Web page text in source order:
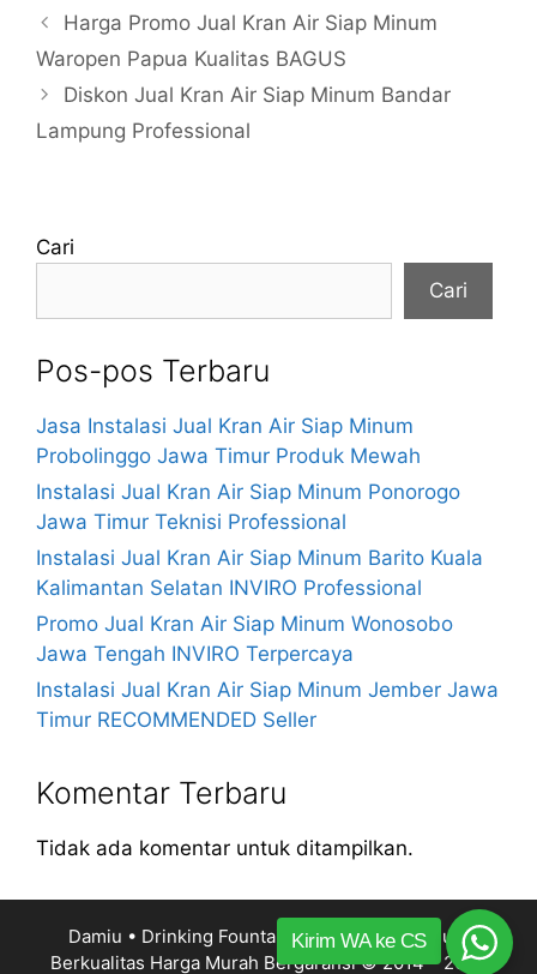
Harga Promo Jual Kran Air Siap Minum
Waropen Papua Kualitas BAGUS
Diskon Jual Kran Air Siap Minum Bandar
Lampung Professional
Cari
Cari
Pos-pos Terbaru
Jasa Instalasi Jual Kran Air Siap Minum
Probolinggo Jawa Timur Produk Mewah
Instalasi Jual Kran Air Siap Minum Ponorogo
Jawa Timur Teknisi Professional
Instalasi Jual Kran Air Siap Minum Barito Kuala
Kalimantan Selatan INVIRO Professional
Promo Jual Kran Air Siap Minum Wonosobo
Jawa Tengah INVIRO Terpercaya
Instalasi Jual Kran Air Siap Minum Jember Jawa
Timur RECOMMENDED Seller
Komentar Terbaru
Tidak ada komentar untuk ditampilkan.
Damiu • Drinking Fountain Kran Air Siap Minum
Berkualitas Harga Murah Bergaransi© 2014 – 2026
Kirim WA ke CS